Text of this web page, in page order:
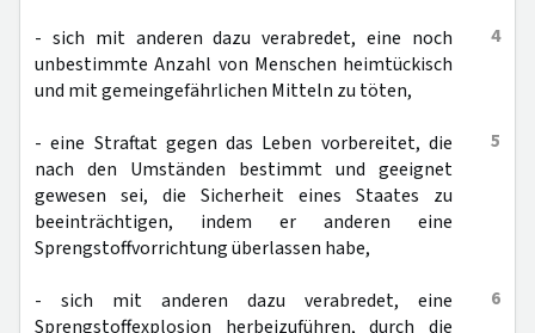
4
- sich mit anderen dazu verabredet, eine noch
unbestimmte Anzahl von Menschen heimtückisch
und mit gemeingefährlichen Mitteln zu töten,
5
- eine Straftat gegen das Leben vorbereitet, die
nach den Umständen bestimmt und geeignet
gewesen sei, die Sicherheit eines Staates zu
beeinträchtigen, indem er anderen eine
Sprengstoffvorrichtung überlassen habe,
6
- sich mit anderen dazu verabredet, eine
Sprengstoffexplosion herbeizuführen, durch die